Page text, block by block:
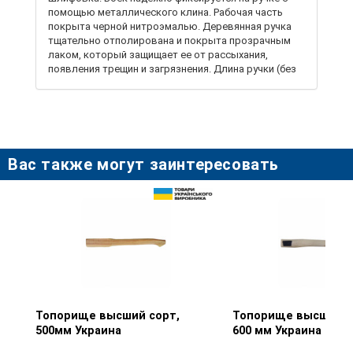
помощью металлического клина. Рабочая часть
покрыта черной нитроэмалью. Деревянная ручка
тщательно отполирована и покрыта прозрачным
лаком, который защищает ее от рассыхания,
появления трещин и загрязнения. Длина ручки (без
и традиционным материалам, удобный и надежный в
работе.
Вас также могут заинтересовать
Просмотр товара
Топорище высший сорт,
500мм Украина
Просмотр
Топорище высший
600 мм Украина